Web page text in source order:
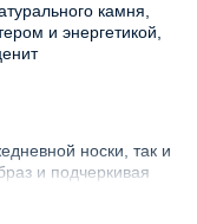
камня,
и энергетикой,
носки, так и
и подчеркивая
и элегантно,